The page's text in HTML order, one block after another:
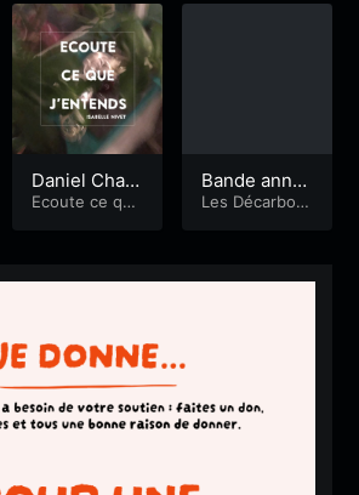
Daniel Chall
e. Keroman /
Ecoute ce que
Bande anno
nce : Les Dé
Les Décarbon